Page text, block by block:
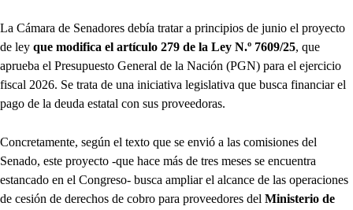
La Cámara de Senadores debía tratar a principios de junio el proyecto
de ley que modifica el artículo 279 de la Ley N.º 7609/25, que
aprueba el Presupuesto General de la Nación (PGN) para el ejercicio
fiscal 2026. Se trata de una iniciativa legislativa que busca financiar el
pago de la deuda estatal con sus proveedoras.
Concretamente, según el texto que se envió a las comisiones del
Senado, este proyecto -que hace más de tres meses se encuentra
estancado en el Congreso- busca ampliar el alcance de las operaciones
de cesión de derechos de cobro para proveedores del Ministerio de